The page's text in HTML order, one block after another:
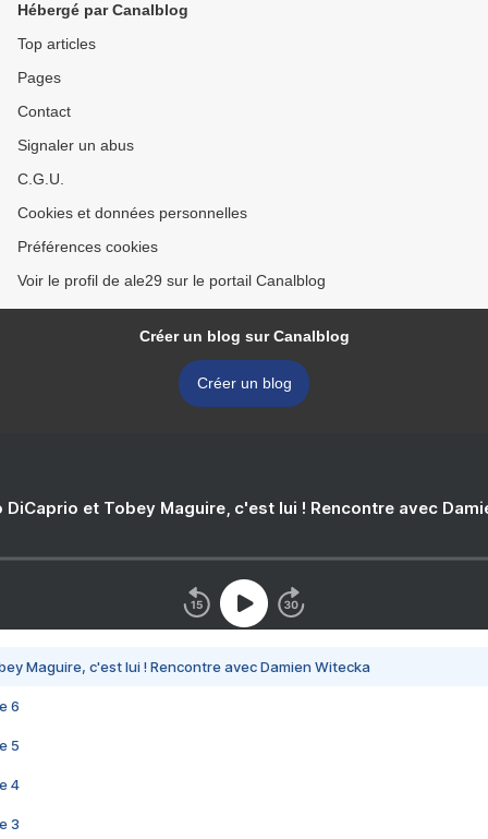
Hébergé par Canalblog
Top articles
Pages
Contact
Signaler un abus
C.G.U.
Cookies et données personnelles
Préférences cookies
Voir le profil de ale29 sur le portail Canalblog
Créer un blog sur Canalblog
Créer un blog
DiCaprio et Tobey Maguire, c'est lui ! Rencontre avec
Maguire, c'est lui ! Rencontre avec Damien Witecka
6
5
4
3